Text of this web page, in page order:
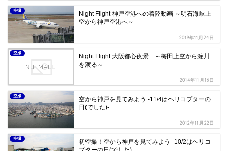
空撮
Night Flight 神戸空港への着陸動画 ～明石海峡上
空から神戸空港へ～
2019年11月24日
空撮
Night Flight 大阪都心夜景 ～梅田上空から淀川
を渡る～
2014年11月16日
空撮
空から神戸を見てみよう -11/4はヘリコプターの
日(でした)-
2012年11月22日
空撮
初空撮！空から神戸を見てみよう -10/2はヘリコ